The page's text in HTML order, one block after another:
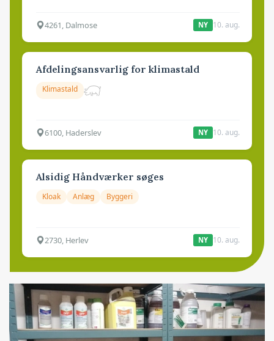
4261, Dalmose NY 10. aug.
Afdelingsansvarlig for klimastald
Klimastald
6100, Haderslev NY 10. aug.
Alsidig Håndværker søges
Kloak Anlæg Byggeri
2730, Herlev NY 10. aug.